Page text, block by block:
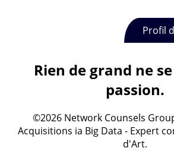
Profil
Rien de grand ne
passion.
©2026 Network Counsels
Acquisitions ia Big Data - Expert
d'Art.